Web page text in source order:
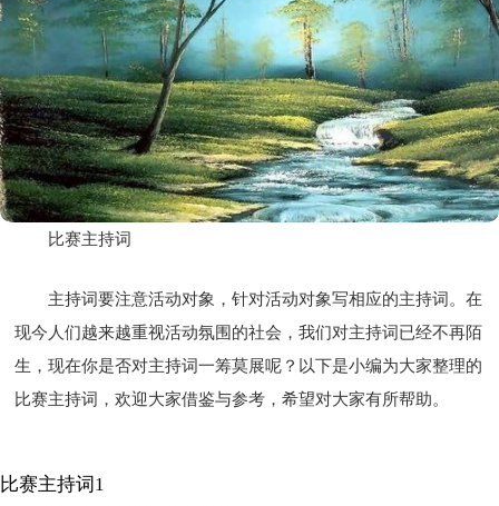
比赛主持词
主持词要注意活动对象，针对活动对象写相应的主持词。在
现今人们越来越重视活动氛围的社会，我们对主持词已经不再陌
生，现在你是否对主持词一筹莫展呢？以下是小编为大家整理的
比赛主持词，欢迎大家借鉴与参考，希望对大家有所帮助。
比赛主持词1